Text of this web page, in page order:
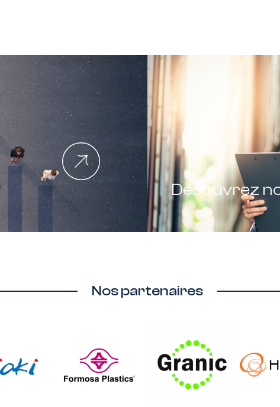
Découvrez
Nos partenaires